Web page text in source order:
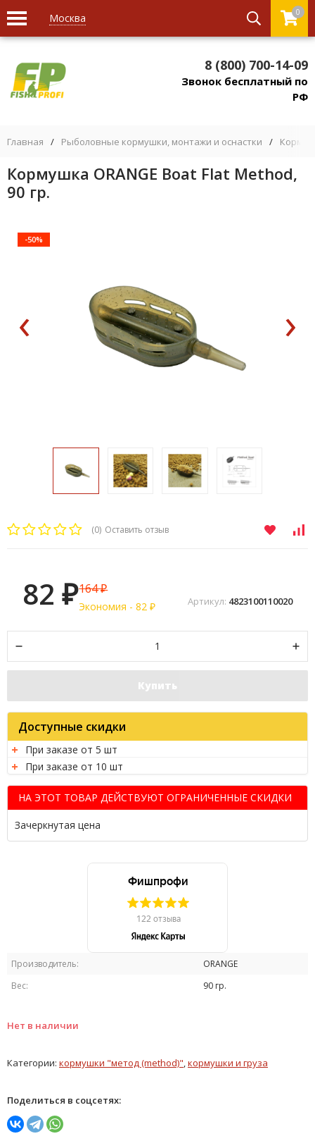
Москва 0
8 (800) 700-14-09
Звонок бесплатный по
РФ
Главная / Рыболовные кормушки, монтажи и оснастки /
Кормушка ORANGE Boat Flat Method,
90 гр.
-50%
‹ ›
(0) Оставить отзыв
Производитель:
ORANGE
Вес:
90 гр.
Нет в наличии
Артикул: 4823100110020
82₽164₽
Экономия -82₽
Купить
Доступные скидки
При заказе от 5 шт
При заказе от 10 шт
НА ЭТОТ ТОВАР ДЕЙСТВУЮТ ОГРАНИЧЕННЫЕ СКИДКИ
Зачеркнутая цена
Категории: кормушки "метод (method)" кормушки и груза
Поделиться в соцсетях: